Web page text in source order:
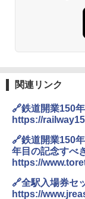
関連リンク
🔗鉄道開業150年
https://
🔗鉄道開業150
年目の記念すべ
https://
🔗全駅入場券セ
https://